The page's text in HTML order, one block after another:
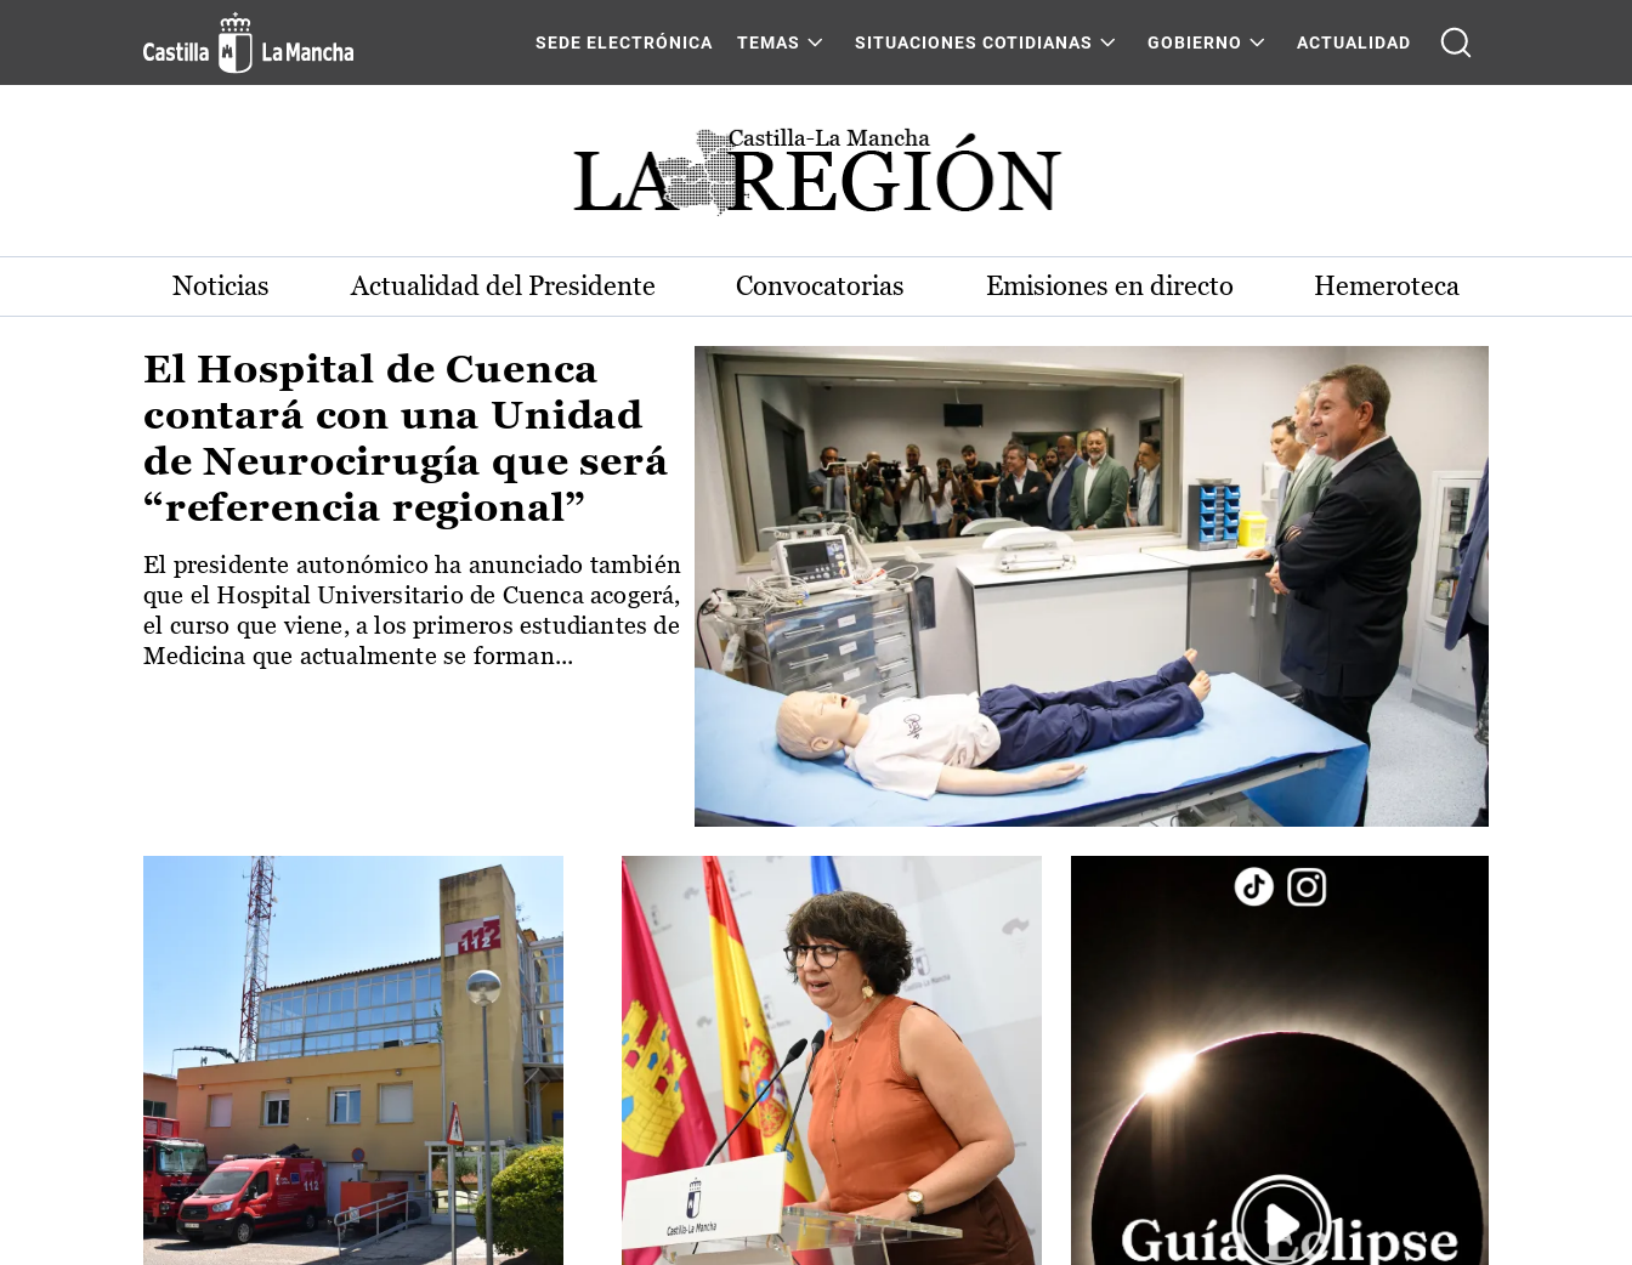
Pasar al contenido principal
Actualidad de la región de Castilla-La Mancha
SEDE ELECTRÓNICA TEMAS SITUACIONES COTIDIANAS GOBIERNO ACTUALIDAD
Noticias Actualidad del Presidente Convocatorias Emisiones en directo Hemeroteca
El Hospital de Cuenca
contará con una Unidad
de Neurocirugía que será
“referencia regional”
El presidente autonómico ha anunciado también
que el Hospital Universitario de Cuenca acogerá,
el curso que viene, a los primeros estudiantes de
Medicina que actualmente se forman...